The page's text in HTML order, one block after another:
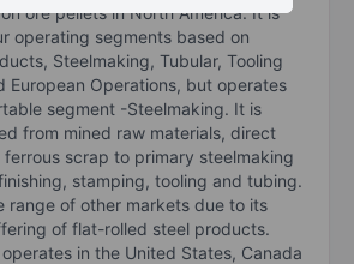
ore pellets in North America. It is
operating segments based on
Steelmaking, Tubular, Tooling
European Operations, but operates
segment -Steelmaking. It is
from mined raw materials, direct
scrap to primary steelmaking
stamping, tooling and tubing.
range of other markets due to its
of flat-rolled steel products.
in the United States, Canada